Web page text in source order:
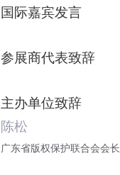
国际嘉宾发言
参展商代表致辞
主办单位致辞
陈松
广东省版权保护联合会会长